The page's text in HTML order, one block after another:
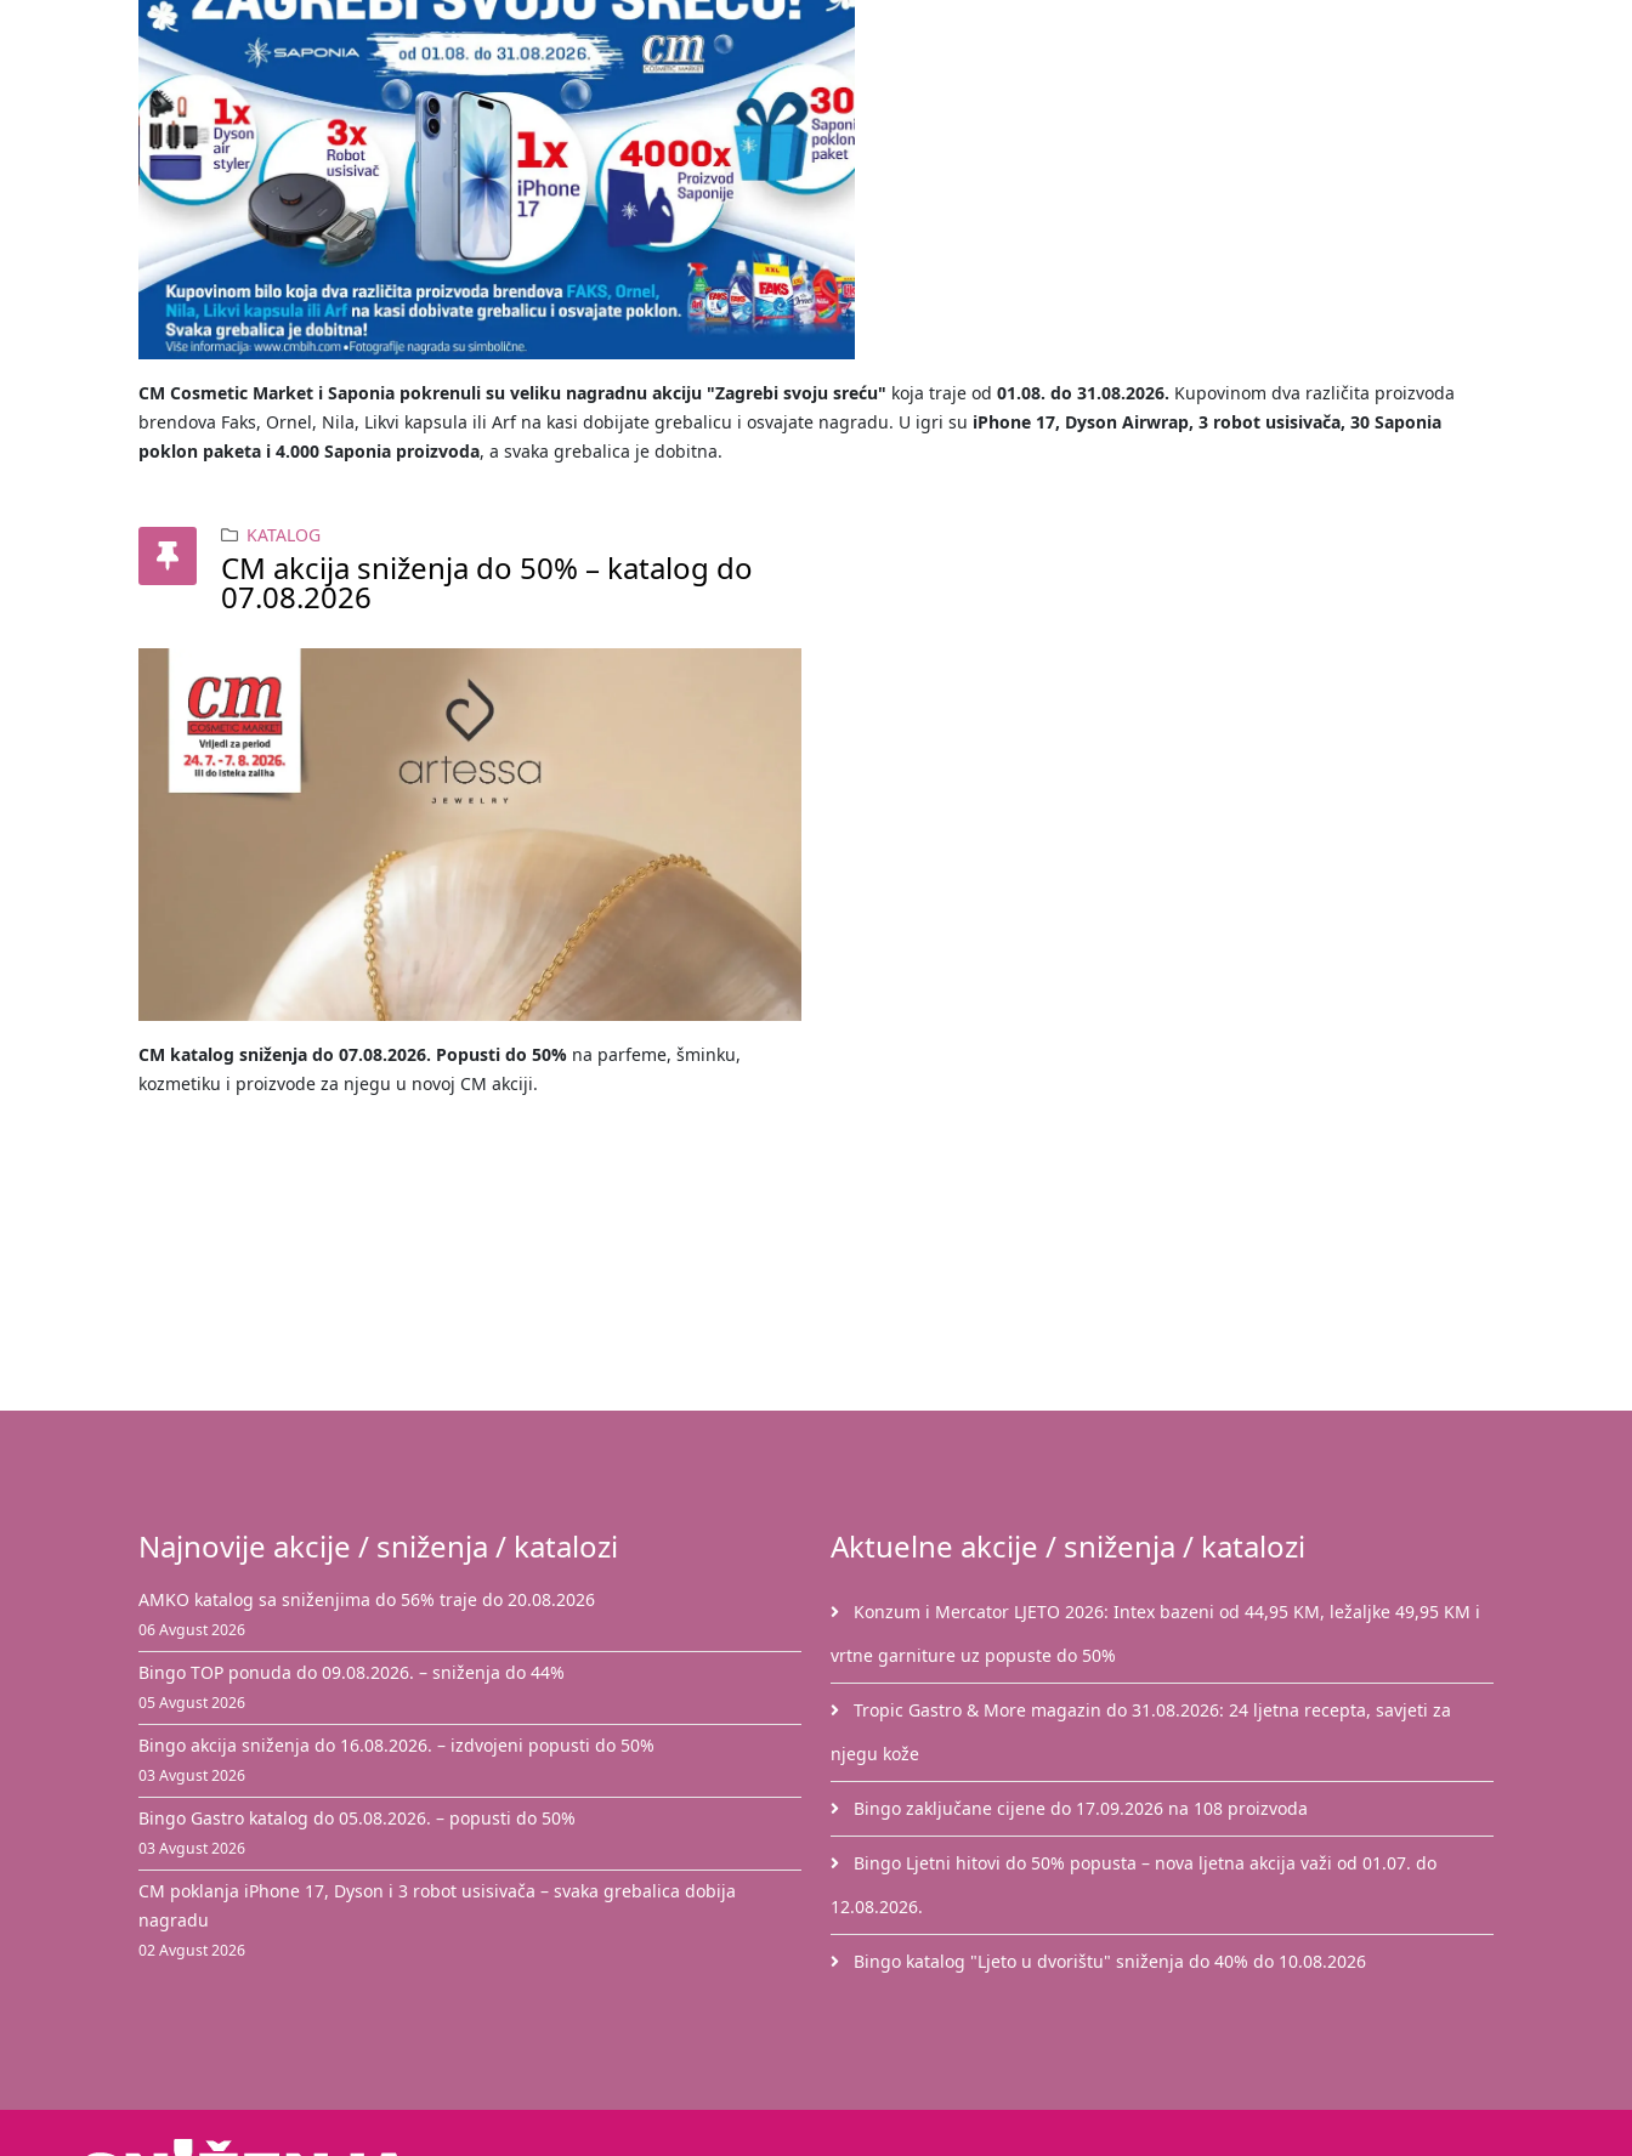
CM Cosmetic Market i Saponia pokrenuli su veliku nagradnu akciju "Zagrebi svoju sreću" koja traje od 01.08. do 31.08.2026. Kupovinom dva različita proizvoda
brendova Faks, Ornel, Nila, Likvi kapsula ili Arf na kasi dobijate grebalicu i osvajate nagradu. U igri su iPhone 17, Dyson Airwrap, 3 robot usisivača, 30 Saponia
poklon paketa i 4.000 Saponia proizvoda, a svaka grebalica je dobitna.
KATALOG
CM akcija sniženja do 50% – katalog do
07.08.2026
CM katalog sniženja do 07.08.2026. Popusti do 50% na parfeme, šminku,
kozmetiku i proizvode za njegu u novoj CM akciji.
Najnovije akcije / sniženja / katalozi
AMKO katalog sa sniženjima do 56% traje do 20.08.2026
06 Avgust 2026
Bingo TOP ponuda do 09.08.2026. – sniženja do 44%
05 Avgust 2026
Bingo akcija sniženja do 16.08.2026. – izdvojeni popusti do 50%
03 Avgust 2026
Bingo Gastro katalog do 05.08.2026. – popusti do 50%
03 Avgust 2026
CM poklanja iPhone 17, Dyson i 3 robot usisivača – svaka grebalica dobija
nagradu
02 Avgust 2026
Aktuelne akcije / sniženja / katalozi
Konzum i Mercator LJETO 2026: Intex bazeni od 44,95 KM, ležaljke 49,95 KM i
vrtne garniture uz popuste do 50%
Tropic Gastro & More magazin do 31.08.2026: 24 ljetna recepta, savjeti za
njegu kože
Bingo zaključane cijene do 17.09.2026 na 108 proizvoda
Bingo Ljetni hitovi do 50% popusta – nova ljetna akcija važi od 01.07. do
12.08.2026.
Bingo katalog "Ljeto u dvorištu" sniženja do 40% do 10.08.2026